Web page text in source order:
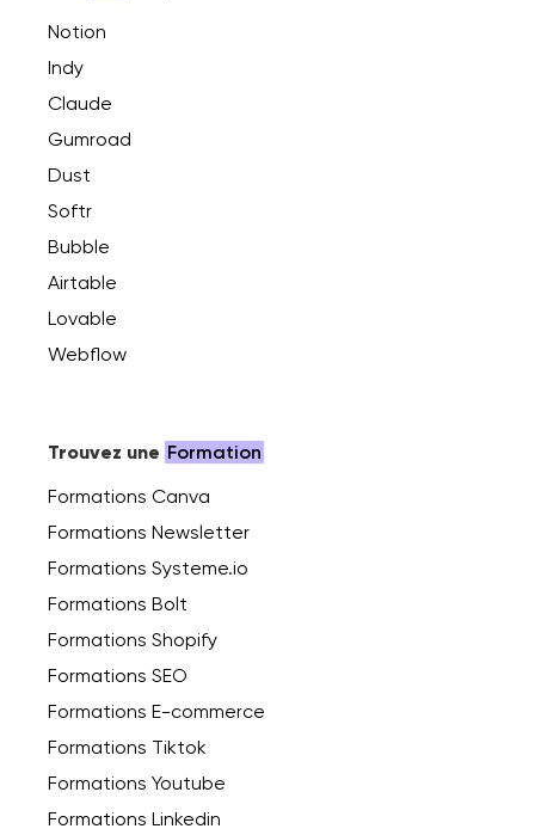
Notion
Indy
Claude
Gumroad
Dust
Softr
Bubble
Airtable
Lovable
Webflow
Trouvez une Formation
Formations Canva
Formations Newsletter
Formations Systeme.io
Formations Bolt
Formations Shopify
Formations SEO
Formations E-commerce
Formations Tiktok
Formations Youtube
Formations Linkedin